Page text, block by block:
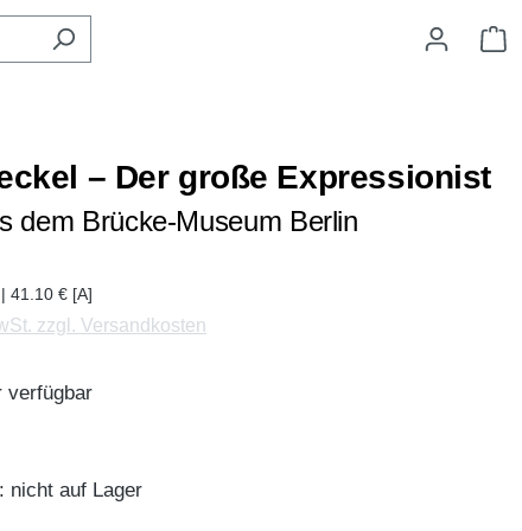
– Der große Expressionist
dem Brücke-Museum Berlin
41.10 € [A]
zzgl. Versandkosten
verfügbar
nicht auf Lager